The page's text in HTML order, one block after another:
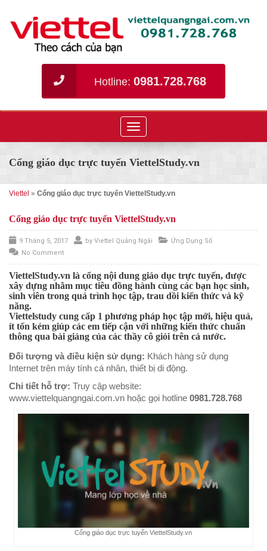
Hotline: 0981.728.768
Toggle
navigation
Cổng giáo dục trực tuyến ViettelStudy.vn
Viettel » Cổng giáo dục trực tuyến ViettelStudy.vn
Cổng giáo dục trực tuyến ViettelStudy.vn
9 Tháng 5, 2017 by Viettel Quảng Ngãi
Ứng Dụng Số
No Comment
ViettelStudy.vn là cổng nội dung giáo dục trực tuyến, được
xây dựng nhằm mục tiêu đồng hành cùng các bạn học sinh,
sinh viên trong quá trình học tập, trau dồi kiến thức và kỹ
năng.
Viettelstudy cung cấp 1 phương pháp học tập mới, hiệu quả,
ít tốn kém giúp các em tiếp cận với những kiến thức chuẩn
thông qua bài giảng của các thầy cô giỏi trên cả nước.
Đối tượng và điều kiện sử dụng: Khách hàng sử dụng
Internet trên máy tính cá nhân, thiết bị di động.
Chi tiết hỗ trợ: Truy cập website:
www.viettelquangngai.com.vn hoặc gọi hotline 0981.728.768
Cổng giáo dục trực tuyến ViettelStudy.vn